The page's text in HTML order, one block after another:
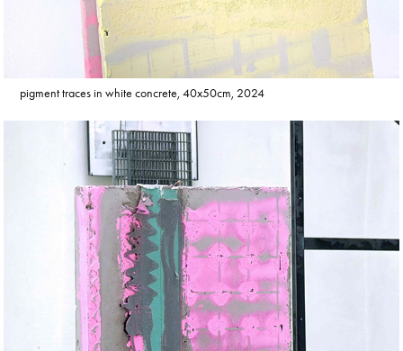
pigment traces in white concrete, 40x50cm, 2024